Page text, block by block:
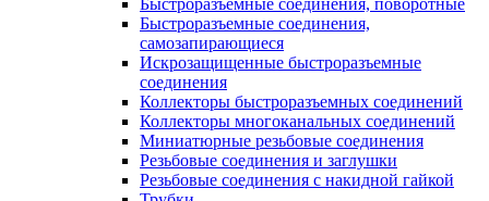
Быстроразъемные соединения,
самозапирающиеся
Искрозащищенные быстроразъемные
соединения
Коллекторы быстроразъемных соединений
Коллекторы многоканальных соединений
Миниатюрные резьбовые соединения
Резьбовые соединения и заглушки
Резьбовые соединения с накидной гайкой